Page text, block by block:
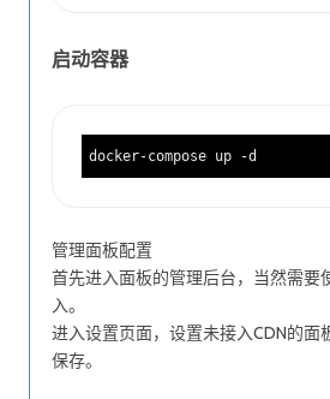
启动容器
管理面板配置
首先进入面板的管理后台，当然需要
入。
进入设置页面，设置未接入CDN的面
保存。